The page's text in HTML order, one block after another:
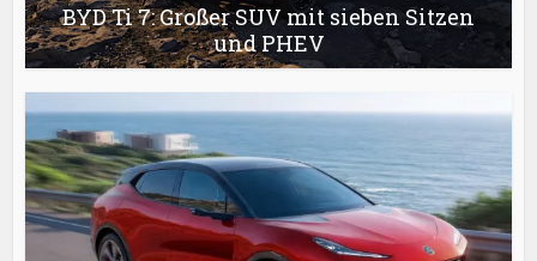
BYD Ti 7: Großer SUV mit sieben Sitzen
und PHEV